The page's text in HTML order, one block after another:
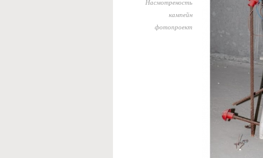
Насмотреность
кампейн
фотопроект